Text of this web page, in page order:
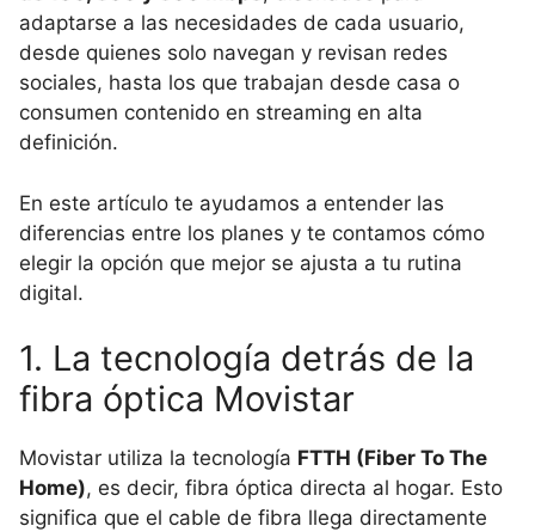
adaptarse a las necesidades de cada usuario,
desde quienes solo navegan y revisan redes
sociales, hasta los que trabajan desde casa o
consumen contenido en streaming en alta
definición.
En este artículo te ayudamos a entender las
diferencias entre los planes y te contamos cómo
elegir la opción que mejor se ajusta a tu rutina
digital.
1. La tecnología detrás de la
fibra óptica Movistar
Movistar utiliza la tecnología FTTH (Fiber To The
Home), es decir, fibra óptica directa al hogar. Esto
significa que el cable de fibra llega directamente